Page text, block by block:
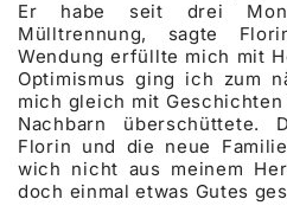
Er habe seit drei
Mülltrennung, sagte
Wendung erfüllte mich mit
Optimismus ging ich zum
mich gleich mit
Nachbarn überschüttete.
Florin und die neue
wich nicht aus meinem
doch einmal etwas Gutes